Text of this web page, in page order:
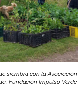
siembra con la
Fundación Impulso Verde